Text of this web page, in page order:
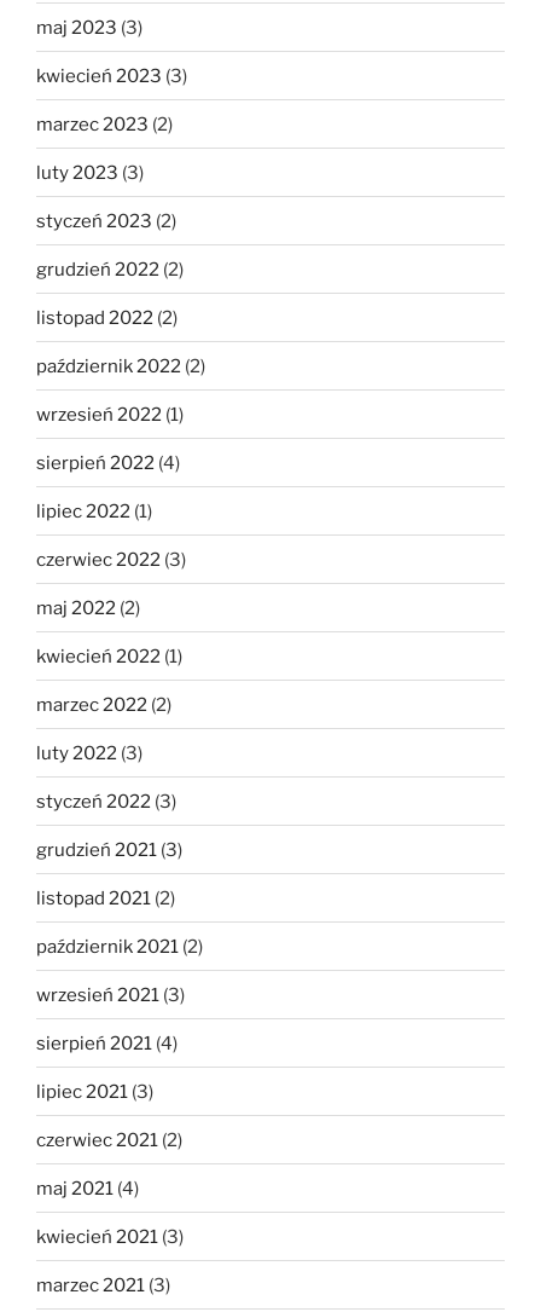
maj 2023 (3)
kwiecień 2023 (3)
marzec 2023 (2)
luty 2023 (3)
styczeń 2023 (2)
grudzień 2022 (2)
listopad 2022 (2)
październik 2022 (2)
wrzesień 2022 (1)
sierpień 2022 (4)
lipiec 2022 (1)
czerwiec 2022 (3)
maj 2022 (2)
kwiecień 2022 (1)
marzec 2022 (2)
luty 2022 (3)
styczeń 2022 (3)
grudzień 2021 (3)
listopad 2021 (2)
październik 2021 (2)
wrzesień 2021 (3)
sierpień 2021 (4)
lipiec 2021 (3)
czerwiec 2021 (2)
maj 2021 (4)
kwiecień 2021 (3)
marzec 2021 (3)